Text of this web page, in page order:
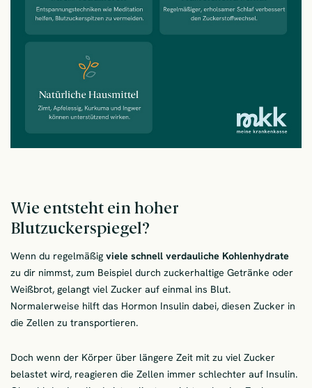
Wie entsteht ein hoher
Blutzuckerspiegel?
Wenn du regelmäßig viele schnell verdauliche Kohlenhydrate
zu dir nimmst, zum Beispiel durch zuckerhaltige Getränke oder
Weißbrot, gelangt viel Zucker auf einmal ins Blut.
Normalerweise hilft das Hormon Insulin dabei, diesen Zucker in
die Zellen zu transportieren.
Doch wenn der Körper über längere Zeit mit zu viel Zucker
belastet wird, reagieren die Zellen immer schlechter auf Insulin.